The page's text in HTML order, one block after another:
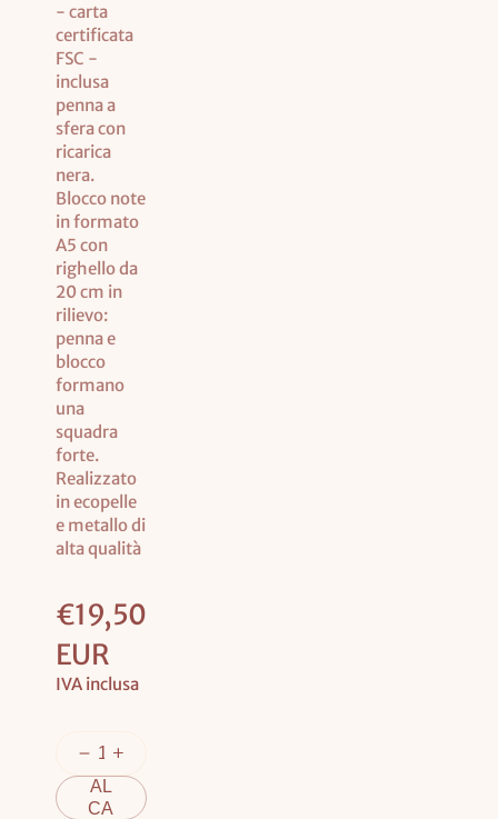
- carta
certificata
FSC -
inclusa
penna a
sfera con
ricarica
nera.
Blocco note
in formato
A5 con
righello da
20 cm in
rilievo:
penna e
blocco
formano
una
squadra
forte.
Realizzato
in ecopelle
e metallo di
alta qualità
Prezzo
base
€19,50
EUR
IVA inclusa
GIU
NGI
AL
CA